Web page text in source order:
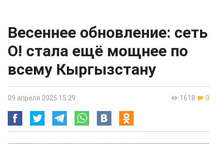
Весеннее обновление: сеть
О! стала ещё мощнее по
всему Кыргызстану
1618 0
09 апреля 2025 15:29